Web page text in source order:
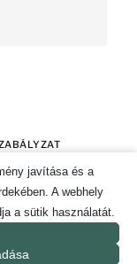
KEZELÉSE
javítása és a
A webhely
a sütik használatát.